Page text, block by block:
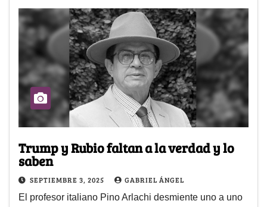
Trump y Rubio faltan a la verdad y lo
saben
SEPTIEMBRE 3, 2025 GABRIEL ÁNGEL
El profesor italiano Pino Arlachi desmiente uno a uno